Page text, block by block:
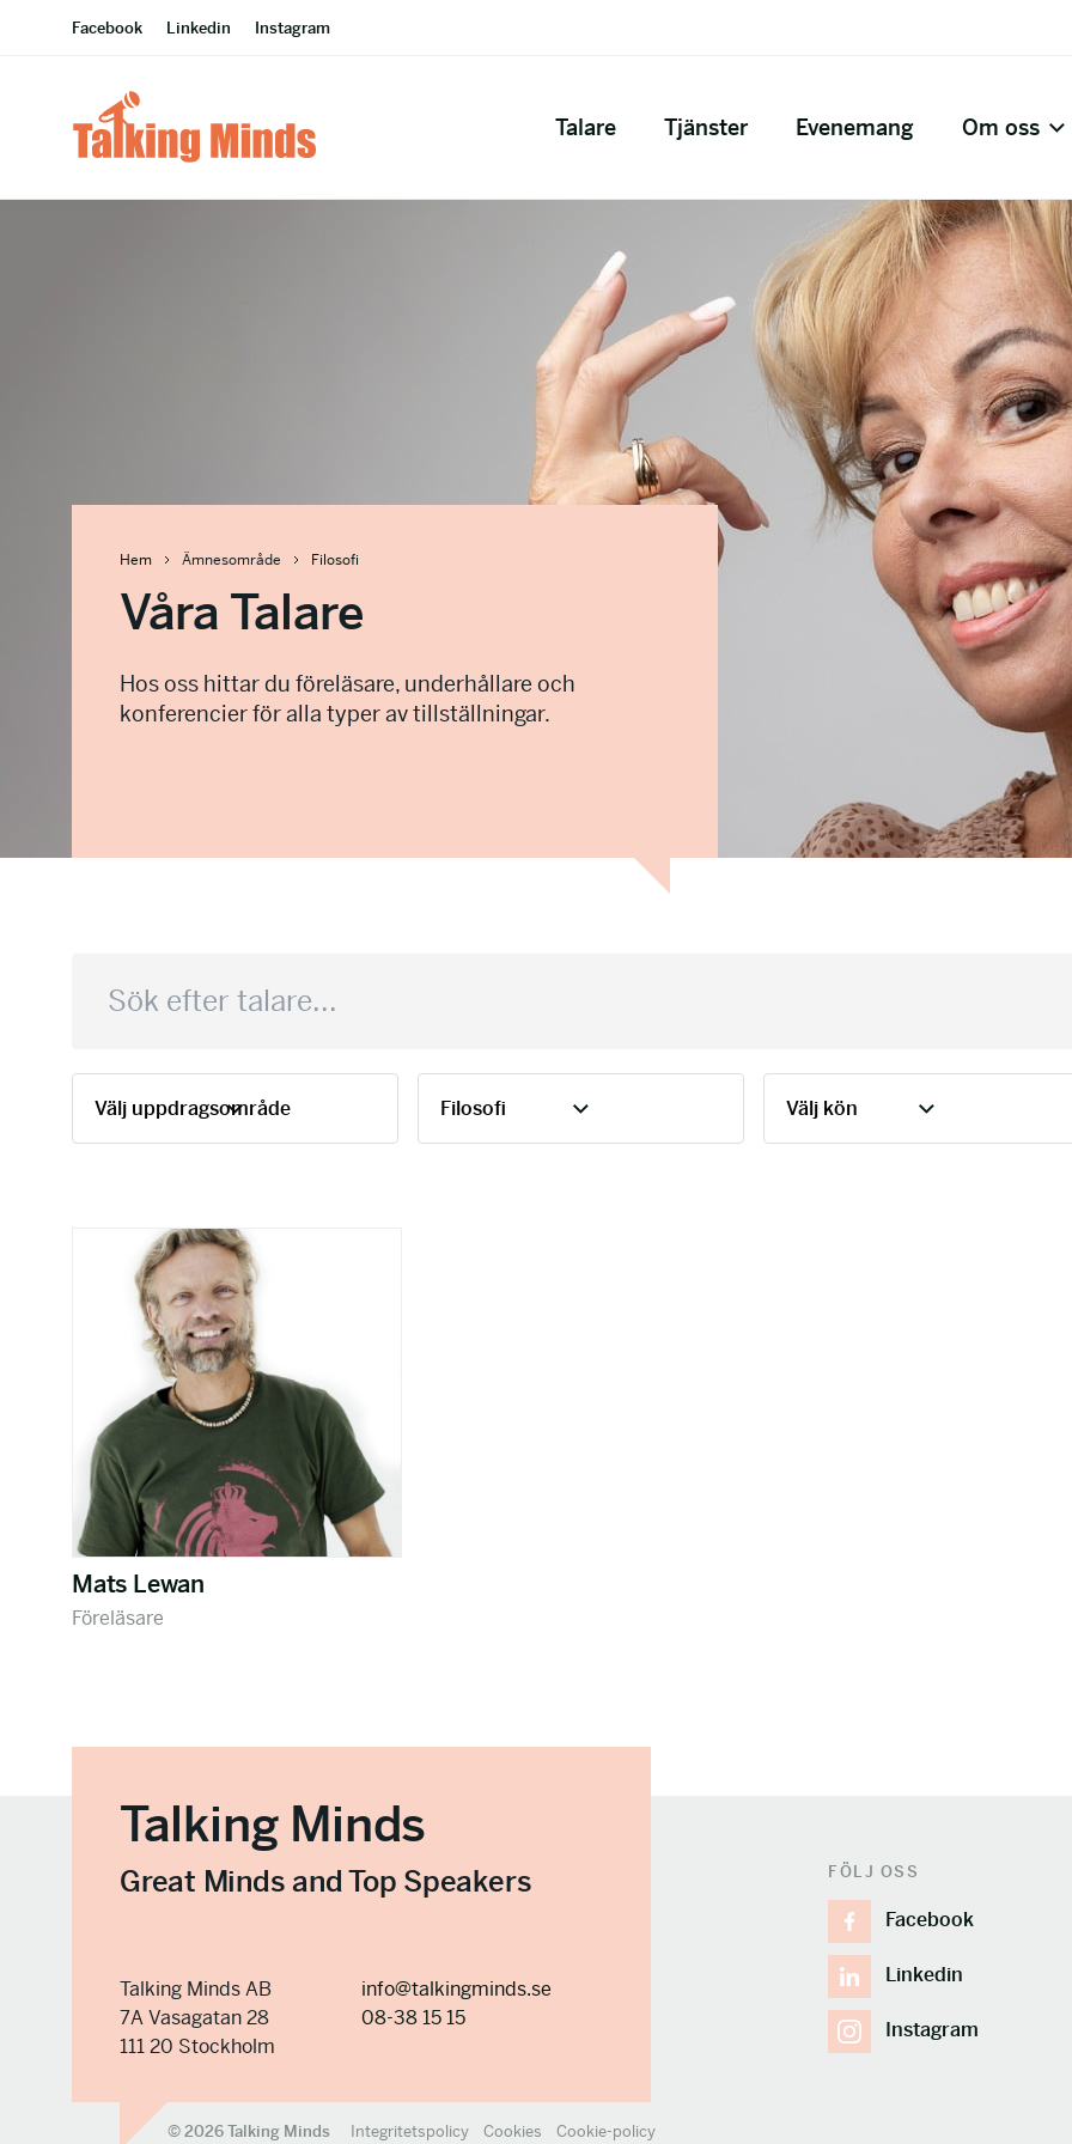
Facebook Linkedin Instagram
Talare Tjänster Evenemang Om oss
Hem Ämnesområde Filosofi
Våra Talare
Hos oss hittar du föreläsare, underhållare och
konferencier för alla typer av tillställningar.
Mats Lewan
Föreläsare
Talking Minds
Great Minds and Top Speakers
Talking Minds AB
7A Vasagatan 28
111 20 Stockholm
info@talkingminds.se
08-38 15 15
FÖLJ OSS
Facebook
Linkedin
Instagram
© 2026 Talking Minds Integritetspolicy Cookies Cookie-policy